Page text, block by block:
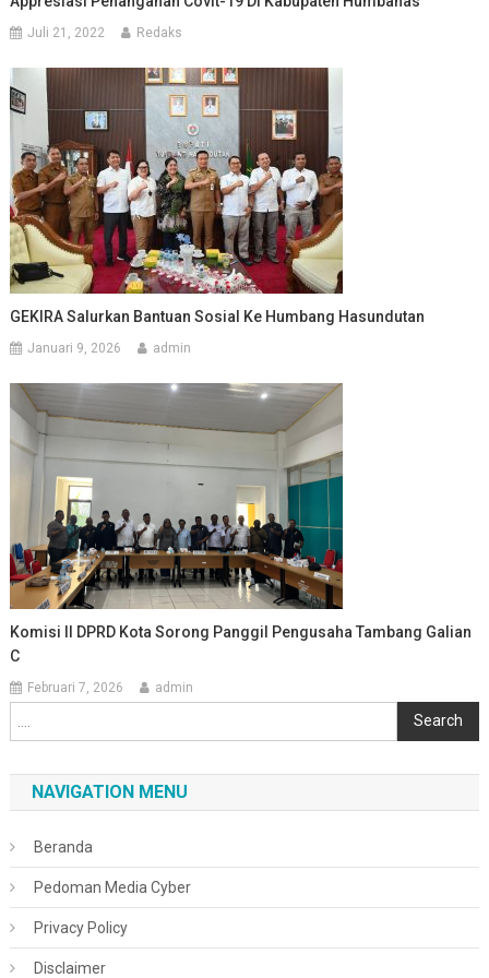
Juli 21, 2022 Redaks
GEKIRA Salurkan Bantuan Sosial Ke Humbang Hasundutan
Januari 9, 2026 admin
Komisi II DPRD Kota Sorong Panggil Pengusaha Tambang Galian
C
Februari 7, 2026 admin
Search
NAVIGATION MENU
Beranda
Pedoman Media Cyber
Privacy Policy
Disclaimer